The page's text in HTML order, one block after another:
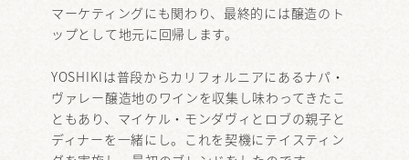
マーケティングにも関わり、最終的には醸造のト
ップとして地元に回帰します。
YOSHIKIは普段からカリフォルニアにあるナパ・
ヴァレー醸造地のワインを収集し味わってきたこ
ともあり、マイケル・モンダヴィとロブの親子と
ディナーを一緒にし。これを契機にテイスティン